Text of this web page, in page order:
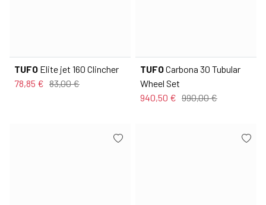
TUFO Elite jet 160 Clincher
78,85 € 83,00 €
TUFOCarbona 30 Tubular
Wheel Set
940,50 € 990,00 €